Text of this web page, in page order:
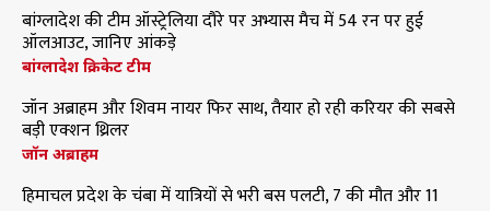
बांग्लादेश की टीम ऑस्ट्रेलिया दौरे पर अभ्यास मैच में 54 रन पर हुई
ऑलआउट, जानिए आंकड़े
बांग्लादेश क्रिकेट टीम
जॉन अब्राहम और शिवम नायर फिर साथ, तैयार हो रही करियर की सबसे
बड़ी एक्शन थ्रिलर
जॉन अब्राहम
हिमाचल प्रदेश के चंबा में यात्रियों से भरी बस पलटी, 7 की मौत और 11